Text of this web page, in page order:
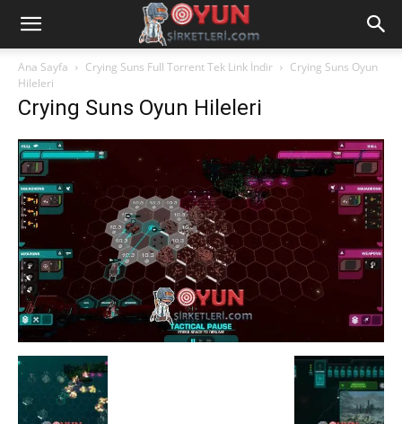
Ana Sayfa Crying Suns Full Torrent Tek Link İndir
Crying Suns Oyun
Hileleri
Crying Suns Oyun Hileleri